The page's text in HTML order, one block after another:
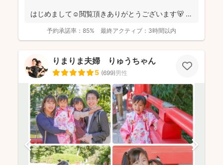
はじめまして☺️閲覧頂きありがとうございます🐻
予約承諾率： 85% 最終アクティブ： 3時間以内
りまりま夫婦 りゅうちゃん
5 (699)男性